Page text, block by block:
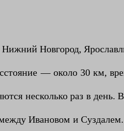
Новгород,
— около 30 км,
несколько раз в
Ивановом и